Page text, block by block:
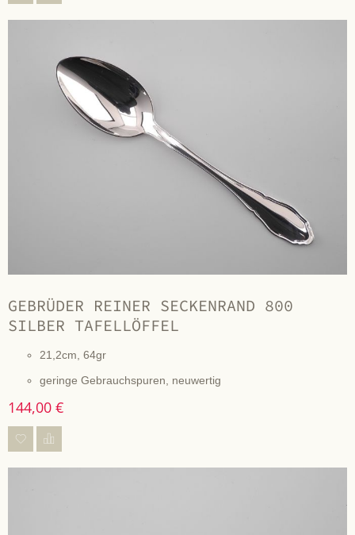
GEBRÜDER REINER SECKENRAND 800
SILBER TAFELLÖFFEL
21,2cm, 64gr
geringe Gebrauchspuren, neuwertig
144,00 €